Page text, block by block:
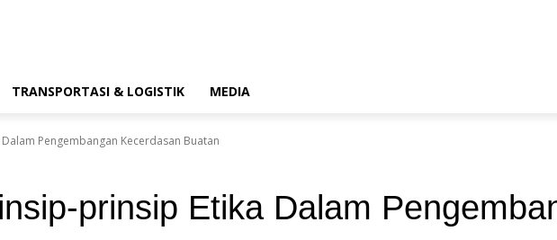
TRANSPORTASI & LOGISTIK MEDIA
Pengembangan Kecerdasan Buatan
prinsip Etika Dalam